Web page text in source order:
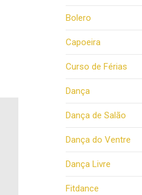
Bolero
Capoeira
Curso de Férias
Dança
Dança de Salão
Dança do Ventre
Dança Livre
Fitdance